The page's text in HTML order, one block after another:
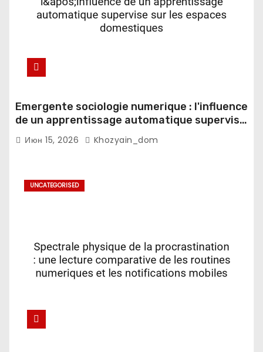
Emergente sociologie numerique : l'influence
de un apprentissage automatique supervise
sur les espaces domestiques
Июн 15, 2026 Khozyain_dom
UNCATEGORISED